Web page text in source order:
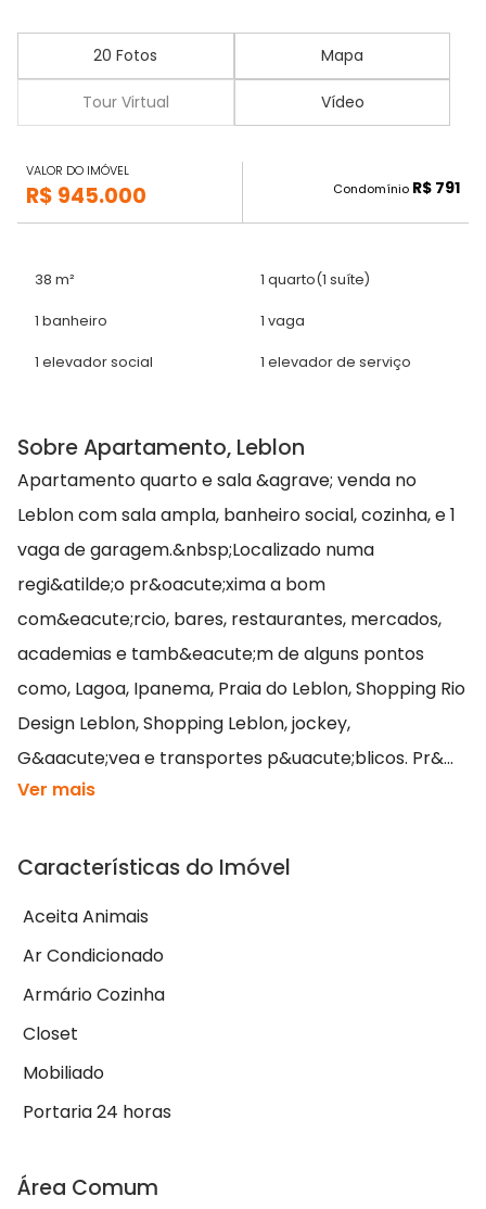
20 Fotos Mapa
Tour Virtual Vídeo
VALOR DO IMÓVEL
R$ 945.000 Condomínio R$ 791
38 m² 1 quarto(1 suíte)
1 banheiro 1 vaga
1 elevador social 1 elevador de serviço
Sobre Apartamento, Leblon
Apartamento quarto e sala &agrave; venda no
Leblon com sala ampla, banheiro social, cozinha, e 1
vaga de garagem.&nbsp;Localizado numa
regi&atilde;o pr&oacute;xima a bom
com&eacute;rcio, bares, restaurantes, mercados,
academias e tamb&eacute;m de alguns pontos
como, Lagoa, Ipanema, Praia do Leblon, Shopping Rio
Design Leblon, Shopping Leblon, jockey,
G&aacute;vea e transportes p&uacute;blicos. Pr&...
Ver mais
Características do Imóvel
Aceita Animais
Ar Condicionado
Armário Cozinha
Closet
Mobiliado
Portaria 24 horas
Área Comum